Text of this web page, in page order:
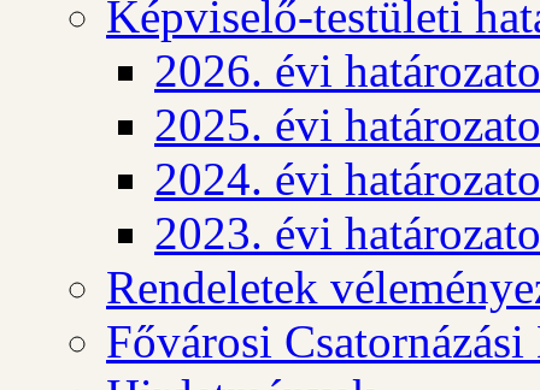
Képviselő-testületi
2026. évi
2025. évi
2024. évi
2023. évi
Rendeletek
Fővárosi